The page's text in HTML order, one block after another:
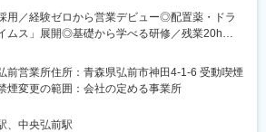
トップクラスシェアを誇る優良企業の正社員と
能です。（登用率98%、試験ノルマなし）
：
力しており、これまで人の手でアナログに行わ
を、全自動で管理、調整、計測、分包まで対応
当社の製品やシステムが、24時間止めてはなら
用／経験ゼロから営業デビュー◎配置薬・ドラ
ムス」展開◎基礎から学べる研修／残業20h以
個人宅・法人のお客様を定期的に訪問し、配置
康食品の点検・補充・健康相談を行う営業で
前営業所住所：青森県弘前市神田4-1-6 受動喫煙
煙変更の範囲：会社の定める事業所
、中央弘前駅